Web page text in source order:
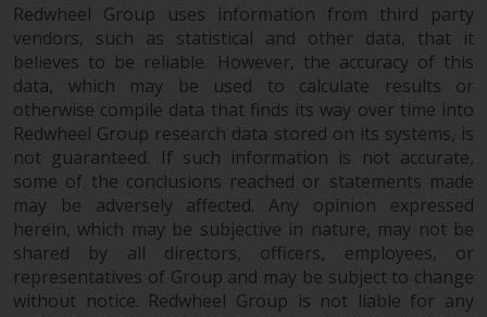
Bestimmte Personen haben
möglicherweise Zugang zu
Informationen über Redwheel
Funds, eine
Investmentgesellschaft, die als
„Société d’Investissement à
Capital Variable“ nach
luxemburgischem Recht
gegründet wurde. Die Teilfonds
von Redwheel Funds, auf die auf
der Website verwiesen wird,
Redwheel Group uses information from third party
vendors, such as statistical and other data, that it
believes to be reliable. However, the accuracy of this
data, which may be used to calculate results or
otherwise compile data that finds its way over time into
Redwheel Group research data stored on its systems, is
not guaranteed. If such information is not accurate,
some of the conclusions reached or statements made
may be adversely affected. Any opinion expressed
herein, which may be subjective in nature, may not be
shared by all directors, officers, employees, or
representatives of Group and may be subject to change
without notice. Redwheel Group is not liable for any